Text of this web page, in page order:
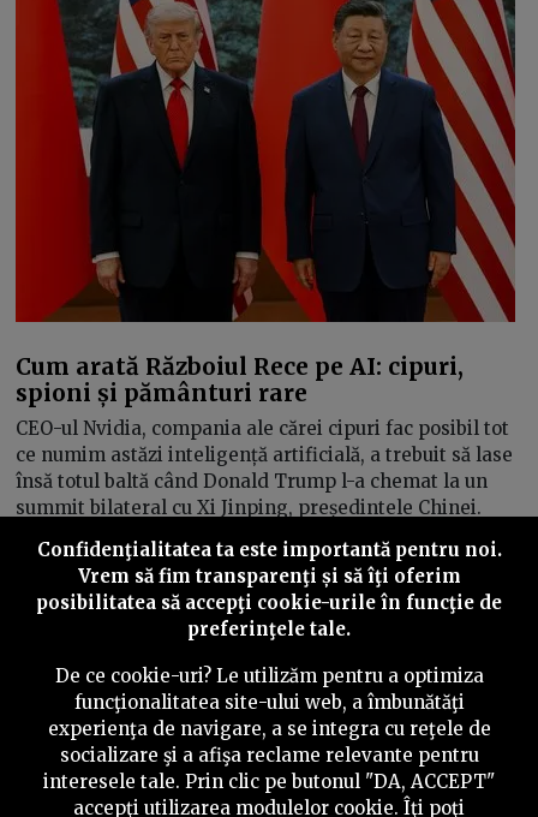
Cum arată Războiul Rece pe AI: cipuri,
spioni și pământuri rare
CEO-ul Nvidia, compania ale cărei cipuri fac posibil tot
ce numim astăzi inteligență artificială, a trebuit să lase
însă totul baltă când Donald Trump l-a chemat la un
summit bilateral cu Xi Jinping, președintele Chinei.
Mircea Șerdin 19/05/2026
©2026PressOne.ro
Confidenţialitatea ta este importantă pentru noi.
Vrem să fim transparenţi și să îţi oferim
posibilitatea să accepţi cookie-urile în funcţie de
preferinţele tale.
De ce cookie-uri? Le utilizăm pentru a optimiza
funcţionalitatea site-ului web, a îmbunătăţi
experienţa de navigare, a se integra cu reţele de
socializare şi a afişa reclame relevante pentru
interesele tale. Prin clic pe butonul "DA, ACCEPT"
accepţi utilizarea modulelor cookie. Îţi poţi